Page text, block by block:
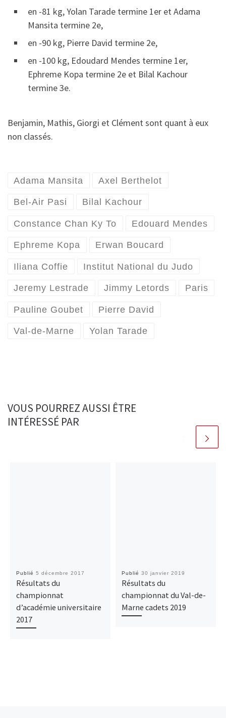
en -81 kg, Yolan Tarade termine 1er et Adama
Mansita termine 2e,
en -90 kg, Pierre David termine 2e,
en -100 kg, Edoudard Mendes termine 1er,
Ephreme Kopa termine 2e et Bilal Kachour
termine 3e.
Benjamin, Mathis, Giorgi et Clément sont quant à eux
non classés.
Adama Mansita Axel Berthelot
Bel-Air Pasi Bilal Kachour
Constance Chan Ky To Edouard Mendes
Ephreme Kopa Erwan Boucard
Iliana Coffie Institut National du Judo
Jeremy Lestrade Jimmy Letords Paris
Pauline Goubet Pierre David
Val-de-Marne Yolan Tarade
VOUS POURREZ AUSSI ÊTRE
INTÉRESSÉ PAR
Publié 5 décembre 2017
Résultats du
championnat
d’académie universitaire
2017
Publié 30 janvier 2019
Résultats du
championnat du Val-de-
Marne cadets 2019